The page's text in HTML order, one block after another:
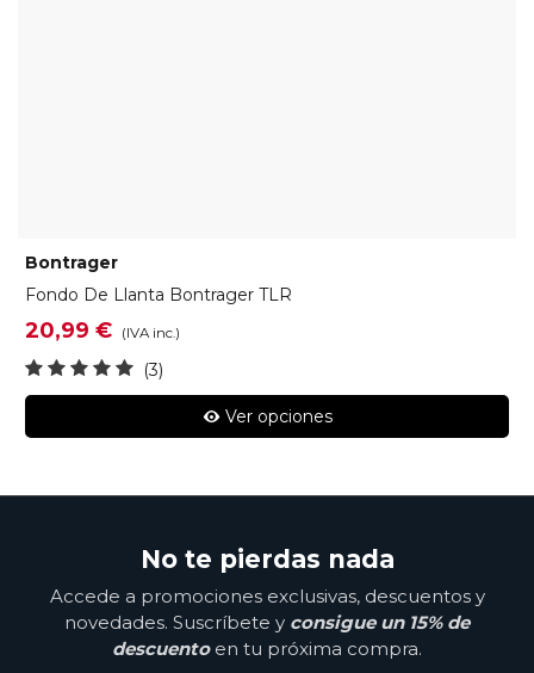
Bontrager
Fondo De Llanta Bontrager TLR
20,99 € (IVA inc.)
(3)
Ver opciones
No te pierdas nada
Accede a promociones exclusivas, descuentos y
novedades. Suscríbete y consigue un 15% de
descuentoen tu próxima compra.